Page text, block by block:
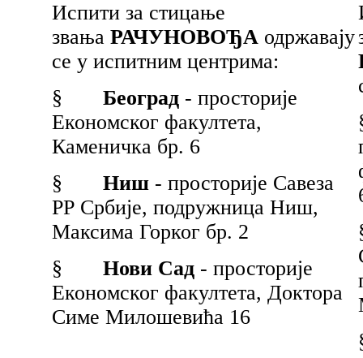
Испити за стицање
звања РАЧУНОВОЂА одржавају
се у испитним центрима:
§
Београд - просторије
Економског факултета,
Каменичка бр. 6
§
Ниш - просторије Савеза
РР Србије, подружница Ниш,
Максима Горког бр. 2
§
Нови Сад - просторије
Економског факултета, Доктора
Симе Милошевића 16